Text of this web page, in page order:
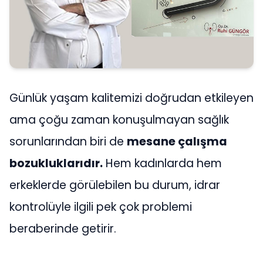
Günlük yaşam kalitemizi doğrudan etkileyen
ama çoğu zaman konuşulmayan sağlık
sorunlarından biri de mesane çalışma
bozukluklarıdır. Hem kadınlarda hem
erkeklerde görülebilen bu durum, idrar
kontrolüyle ilgili pek çok problemi
beraberinde getirir.